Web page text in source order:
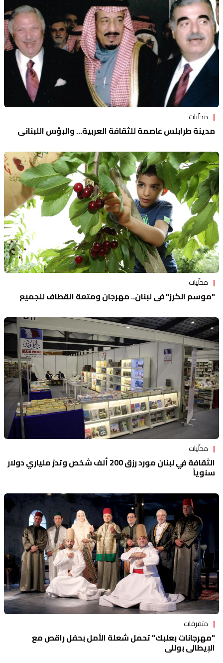
محلّيات
مدينة طرابلس عاصمة للثقافة العربية... والبؤس اللبناني
محلّيات
"موسم الكرز" في لبنان.. مهرجان ومتعة القطاف للجميع
محلّيات
الثقافة في لبنان مورد رزق 200 ألف شخص وتدرّ ملياري دولار
سنوياً
متفرقات
"مهرجانات بعلبك" تحمل شعلة الأمل بحفل راقص مع
الإيطالي بوللي